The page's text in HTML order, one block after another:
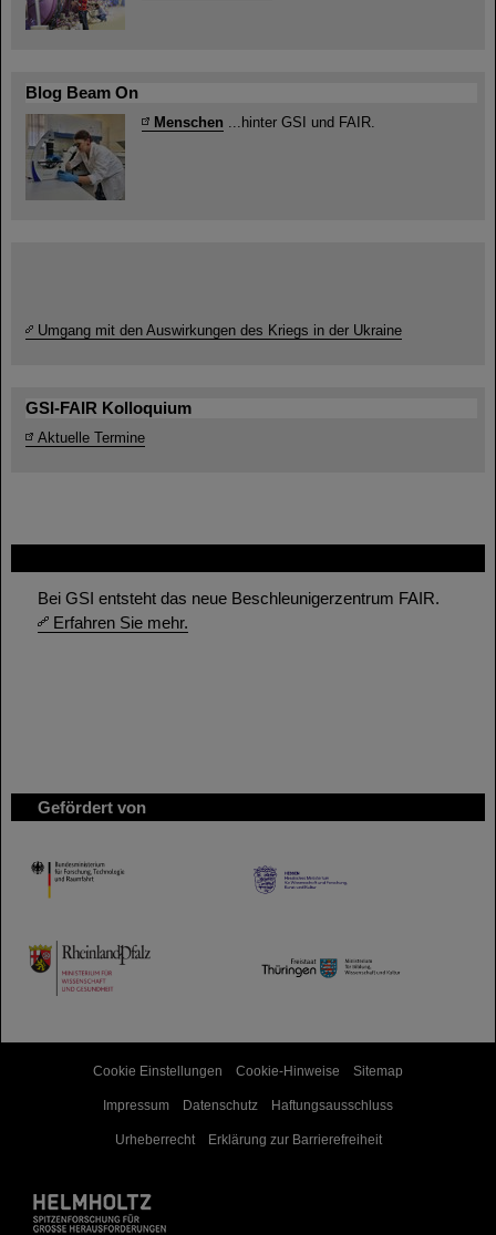
Bei GSI entsteht das neue Beschleunigerzentrum FAIR.
Erfahren Sie mehr.
Gefördert von
HMWK
TMWWDG
Blog Beam On
Menschen ...hinter GSI und FAIR.
Umgang mit den Auswirkungen des Kriegs in der Ukraine
GSI-FAIR Kolloquium
Aktuelle Termine
Cookie Einstellungen Cookie-Hinweise Sitemap
Impressum Datenschutz Haftungsausschluss
Urheberrecht Erklärung zur Barrierefreiheit